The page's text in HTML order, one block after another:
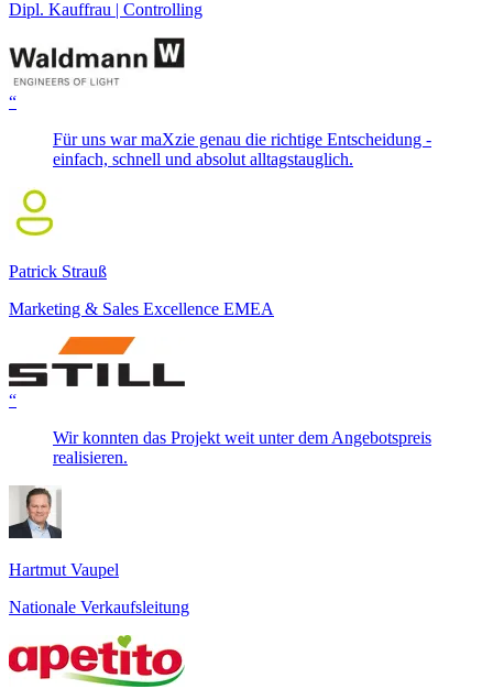
Dipl. Kauffrau | Controlling
“
Für uns war maXzie genau die richtige Entscheidung -
einfach, schnell und absolut alltagstauglich.
Patrick Strauß
Marketing & Sales Excellence EMEA
“
Wir konnten das Projekt weit unter dem Angebotspreis
realisieren.
Hartmut Vaupel
Nationale Verkaufsleitung